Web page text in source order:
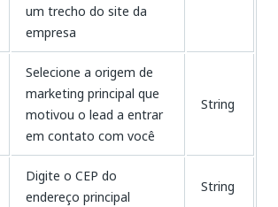
um trecho do site da
empresa
Selecione a origem de
marketing principal que
motivou o lead a entrar
em contato com você
String
Digite o CEP do
endereço principal
String